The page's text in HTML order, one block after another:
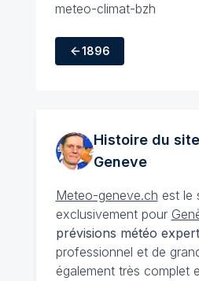
meteo-climat-bzh
1896
Histoire du
Geneve
Meteo-geneve.ch est le
exclusivement pour
prévisions météo
professionnel et de
également très complet